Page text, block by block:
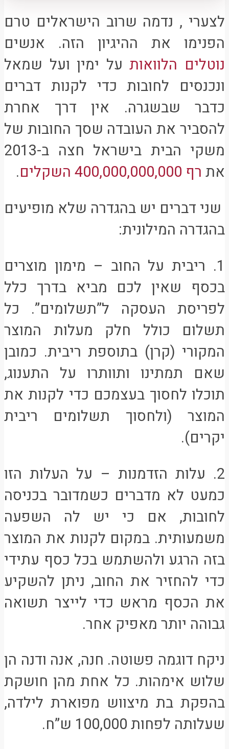
לצערי , נדמה שרוב הישראלים טרם
הפנימו את ההיגיון הזה. אנשים
נוטלים הלוואותעל ימין ועל שמאל
ונכנסים לחובות כדי לקנות דברים
כדבר שבשגרה. אין דרך אחרת
להסביר את העובדה שסך החובות של
משקי הבית בישראל חצה ב-2013
את רף 400,000,000,000 השקלים
.
שני דברים יש בהגדרה שלא מופיעים
בהגדרה המילונית:
1. ריבית על החוב – מימון מוצרים
בכסף שאין לכם מביא בדרך כלל
לפריסת העסקה ל”תשלומים”. כל
תשלום כולל חלק מעלות המוצר
המקורי (קרן) בתוספת ריבית. כמובן
שאם תמתינו ותוותרו על התענוג,
תוכלו לחסוך בעצמכם כדי לקנות את
המוצר (ולחסוך תשלומים ריבית
יקרים).
2. עלות הזדמנות – על העלות הזו
כמעט לא מדברים כשמדובר בכניסה
לחובות, אם כי יש לה השפעה
משמעותית. במקום לקנות את המוצר
בזה הרגע ולהשתמש בכל כסף עתידי
כדי להחזיר את החוב, ניתן להשקיע
את הכסף מראש כדי לייצר תשואה
גבוהה יותר מאפיק אחר.
ניקח דוגמה פשוטה. חנה, אנה ודנה הן
שלוש אימהות. כל אחת מהן חושקת
בהפקת בת מיצווש מפוארת לילדה,
שעלותה לפחות 100,000 ש”ח.